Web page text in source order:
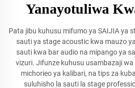
Yanayotuliwa
Pata jibu kuhusu mifumo ya SAIJIA ya
sauti ya stage acoustic kwa mauzo
sauti kwa bar audio na mipango ya
vizuri. Jifunze kuhusu usambazaji wa
michorieo ya kalibari, na tips za
suluhisho la sauti la stage